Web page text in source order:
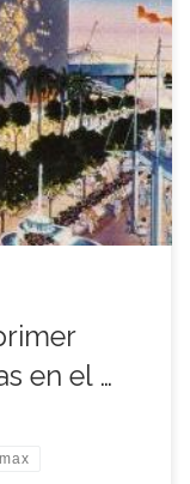
a
en la
del primer
en
para […]
en el …